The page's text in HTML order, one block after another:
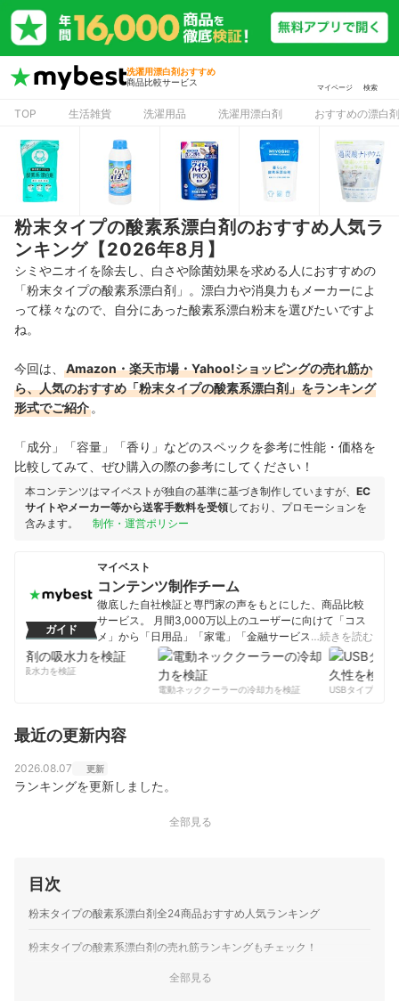
洗濯用漂白剤おすすめ
商品比較サービス
マイページ 検索
TOP 生活雑貨 洗濯用品 洗濯用漂白剤 おすすめの漂白剤
粉末タイプの酸素系漂白剤のおすすめ人気ラ
ンキング【2026年8月】
シミやニオイを除去し、白さや除菌効果を求める人におすすめの
「粉末タイプの酸素系漂白剤」。漂白力や消臭力もメーカーによ
って様々なので、自分にあった酸素系漂白粉末を選びたいですよ
ね。
今回は、
Amazon・楽天市場・Yahoo!ショッピングの売れ筋か
ら、人気のおすすめ「粉末タイプの酸素系漂白剤」をランキング
形式でご紹介 。
「成分」「容量」「香り」などのスペックを参考に性能・価格を
比較してみて、ぜひ購入の際の参考にしてください！
本コンテンツはマイベストが独自の基準に基づき制作していますが、 EC
サイトやメーカー等から送客手数料を受領しており、プロモーションを
含みます。
制作・運営ポリシー
ガイド
マイベスト
コンテンツ制作チーム
徹底した自社検証と専門家の声をもとにした、商品比較
サービス。 月間3,000万以上のユーザーに向けて「コス
メ」から「日用品」「家電」「金融サービス」まで、ベ
ストな商品を選んでもらうために、毎日コンテンツを制
コンテンツ制作チームのプロフィール
…続きを読む
の吸水力を検証
電動ネッククーラーの冷却力を検証
USBタイプCケー
最近の更新内容
2026.08.07 更新
ランキングを更新しました。
全部見る
目次
粉末タイプの酸素系漂白剤全24商品おすすめ人気ランキング
粉末タイプの酸素系漂白剤の売れ筋ランキングもチェック！
全部見る